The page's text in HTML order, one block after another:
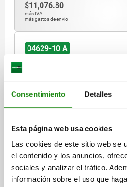
Consentimiento Detalles
Esta página web usa cookies
Las cookies de este sitio web se
el contenido y los anuncios,
sociales y analizar el tráfico.
información sobre el uso que
$11,076.80
más IVA.
más gastos de envío
04629-10 A
TENSOR DE FUERZA 3 ETAPAS,
B=75, H=116, ACERO
CINCADO
VERSIÓN 1=VERSIÓN LARGA
ANCHO
FUERZA DE SUJECIÓN KN=43 FORMA=A